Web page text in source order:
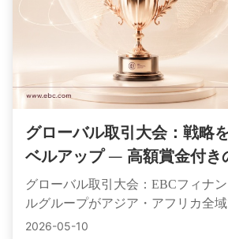
グローバル取引大会：戦略
ベルアップ — 高額賞金付き
引大会を開催
グローバル取引大会：EBCフィナ
ルグループがアジア・アフリカ全
始した、2トラック制（シミュレー
2026-05-10